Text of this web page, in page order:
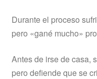
Durante el proceso
pero «gané mucho»
Antes de irse de casa,
pero defiende que se